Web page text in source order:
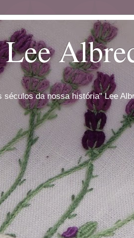
da nossa história" Lee